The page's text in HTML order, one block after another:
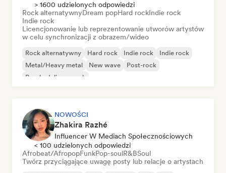
> 1600 udzielonych odpowiedzi
Rock alternatywnyDream popHard rockIndie rock
Indie rock
Licencjonowanie lub reprezentowanie utworów artystów
w celu synchronizacji z obrazem/wideo
Rock alternatywny Hard rock Indie rock
Indie rock
Metal/Heavy metal
New wave
Post-rock
Psychedeliczny rock
NOWOŚCI
Zhakira Razhé
Influencer W Mediach Społecznościowych
< 100 udzielonych odpowiedzi
Afrobeat/AfropopFunkPop-soulR&BSoul
Twórz przyciągające uwagę posty lub relacje o artystach